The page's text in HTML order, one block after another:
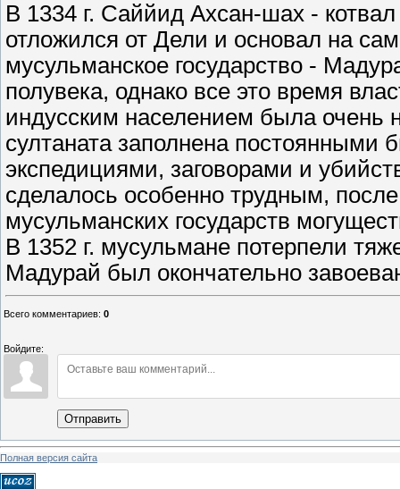
В 1334 г. Саййид Ахсан-шах -
отложился от Дели и основал на
мусульманское государство -
полувека, однако все это время
индусским населением была очень
султаната заполнена постоянными
экспедициями, заговорами и
сделалось особенно трудным, после
мусульманских государств
В 1352 г. мусульмане потерпели
Мадурай был окончательно
Всего комментариев: 0
Войдите:
Отправить
Полная версия сайта